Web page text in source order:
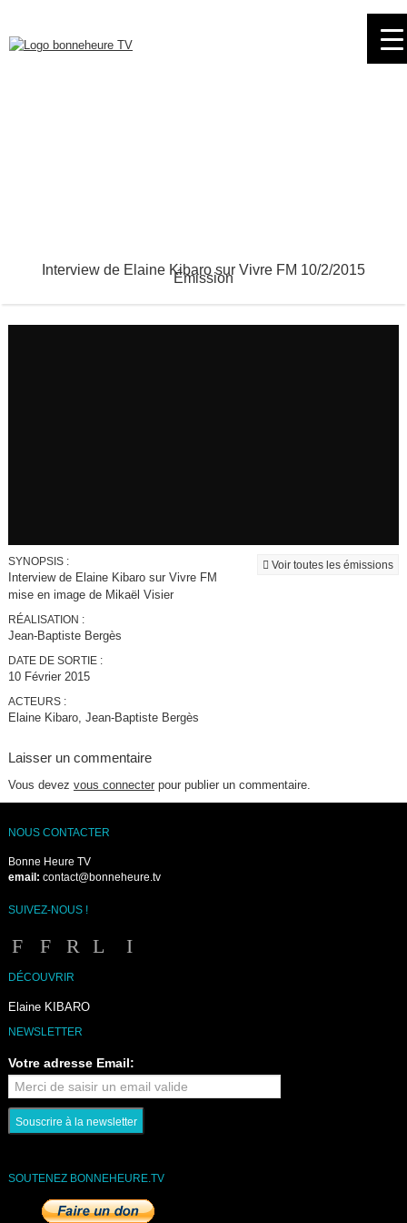
navigation
Interview de Elaine Kibaro sur Vivre FM 10/2/2015
Émission
Voir toutes les émissions
SYNOPSIS :
Interview de Elaine Kibaro sur Vivre FM
mise en image de Mikaël Visier
RÉALISATION :
Jean-Baptiste Bergès
DATE DE SORTIE :
10 Février 2015
ACTEURS :
Elaine Kibaro, Jean-Baptiste Bergès
Laisser un commentaire
Vous devez vous connecterpour publier un commentaire.
NOUS CONTACTER
Bonne Heure TV
email: contact@bonneheure.tv
SUIVEZ-NOUS !
DÉCOUVRIR
Elaine KIBARO
NEWSLETTER
Votre adresse Email:
SOUTENEZ BONNEHEURE.TV